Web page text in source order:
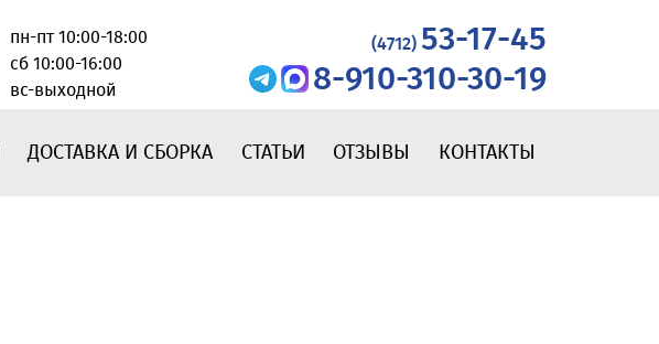
пн-пт 10:00-18:00
сб 10:00-16:00
вс-выходной
(4712) 53-17-45
8-910-310-30-19
ДОСТАВКА И СБОРКА СТАТЬИ ОТЗЫВЫ КОНТАКТЫ